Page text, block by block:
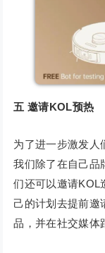
五 邀请KOL预热
为了进一步激发人
我们除了在自己品
们还可以邀请KOL
己的计划去提前邀
品，并在社交媒体